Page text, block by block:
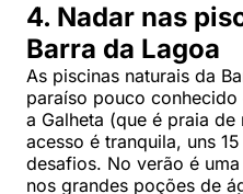
4. Nadar nas
Barra da Lagoa
As piscinas naturais da
paraíso pouco conhecido
a Galheta (que é praia
acesso é tranquila, uns
desafios. No verão é
nos grandes poções de